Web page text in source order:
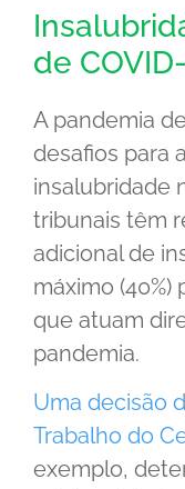
de
A pandemia
desafios para
insalubridade
tribunais têm
adicional de
máximo (40%)
que atuam
pandemia.
Uma decisão
Trabalho do
exemplo,